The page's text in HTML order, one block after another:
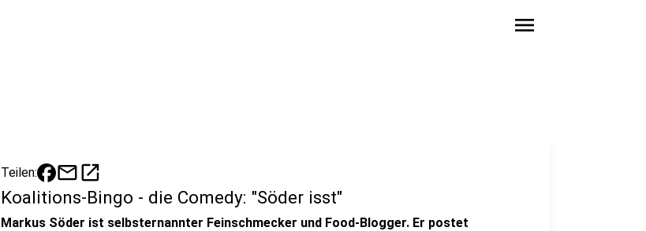
menu
Teilen: mailopen_in_new
Koalitions-Bingo - die Comedy: "Söder isst"
Markus Söder ist selbsternannter Feinschmecker und Food-Blogger. Er postet